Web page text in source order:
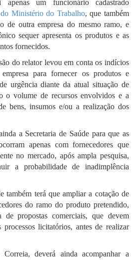
apenas um funcionário cadastrado
Ministério do Trabalho, que também
de outra empresa do mesmo ramo, e
sequer apresenta os produtos e as
fornecidos.
do relator levou em conta os indícios
para fornecer os produtos e
urgênciadiante da atual situação de
o volume de recursos envolvidos e a
bens, insumos e/ou a realização dos
a Secretaria de Saúde para que as
apenas com fornecedores que
no mercado, após ampla pesquisa,
a probabilidade de inadimplência
também terá que ampliar a cotação de
do ramo do produto pretendido,
de propostas comerciais, que devem
licitatórios, antes de realizar
deverá ainda acompanhar a